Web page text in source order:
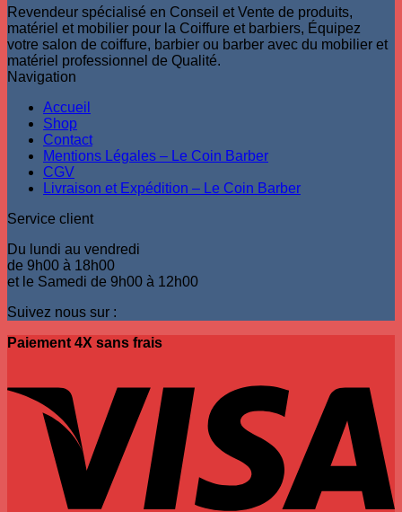
Revendeur spécialisé en Conseil et Vente de produits,
matériel et mobilier pour la Coiffure et barbiers, Équipez
votre salon de coiffure, barbier ou barber avec du mobilier et
matériel professionnel de Qualité.
Navigation
Accueil
Shop
Contact
Mentions Légales – Le Coin Barber
CGV
Livraison et Expédition – Le Coin Barber
Service client
Du lundi au vendredi
de 9h00 à 18h00
et le Samedi de 9h00 à 12h00
Suivez nous sur :
Paiement 4X sans frais